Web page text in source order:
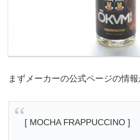
まずメーカーの公式ページの情報
[ MOCHA FRAPPUCCINO ]